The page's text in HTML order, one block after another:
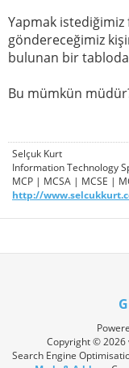
Yapmak istediğimiz
göndereceğimiz
bulunan bir
Bu mümkün
Selçuk Kurt
Information Technology
MCP | MCSA | MCSE |
http://
Copyright © 2026
Search Engine